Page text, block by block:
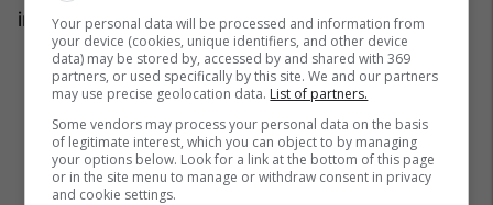
interesa të tjera./Telegrafi/
Your personal data will be processed and information from
your device (cookies, unique identifiers, and other device
data) may be stored by, accessed by and shared with 369
partners, or used specifically by this site. We and our partners
may use precise geolocation data. List of partners.
Some vendors may process your personal data on the basis
of legitimate interest, which you can object to by managing
your options below. Look for a link at the bottom of this page
or in the site menu to manage or withdraw consent in privacy
and cookie settings.